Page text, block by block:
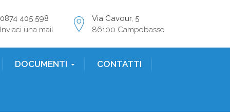
Via Cavour, 5
86100 Campobasso
0874 405 598
Inviaci una mail
DOCUMENTI CONTATTI